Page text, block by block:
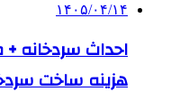
۱۴۰۵/۰۴/۱۴
احداث سردخانه
هزینه ساخت سردخانه 10 تا